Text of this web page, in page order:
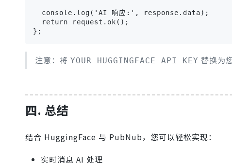
  console.log('AI 响应:', response.data);
  return request.ok();
};
注意：将 YOUR_HUGGINGFACE_API_KEY 替换为
四. 总结
结合 HuggingFace 与 PubNub，您可以轻松实现：
实时消息 AI 处理